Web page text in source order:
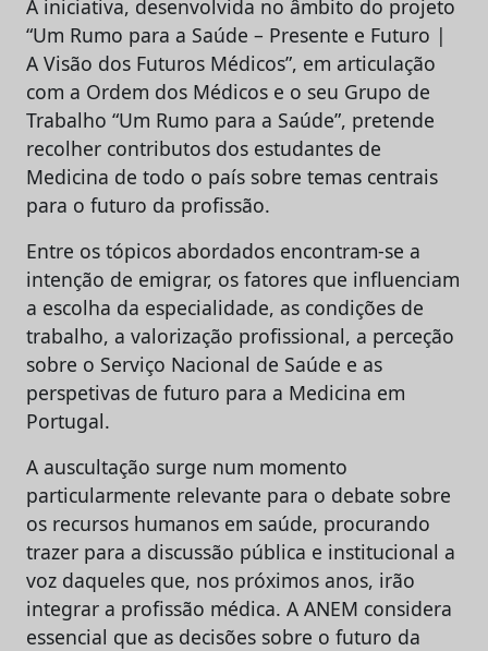
A iniciativa, desenvolvida no âmbito do projeto
“Um Rumo para a Saúde – Presente e Futuro |
A Visão dos Futuros Médicos”, em articulação
com a Ordem dos Médicos e o seu Grupo de
Trabalho “Um Rumo para a Saúde”, pretende
recolher contributos dos estudantes de
Medicina de todo o país sobre temas centrais
para o futuro da profissão.
Entre os tópicos abordados encontram-se a
intenção de emigrar, os fatores que influenciam
a escolha da especialidade, as condições de
trabalho, a valorização profissional, a perceção
sobre o Serviço Nacional de Saúde e as
perspetivas de futuro para a Medicina em
Portugal.
A auscultação surge num momento
particularmente relevante para o debate sobre
os recursos humanos em saúde, procurando
trazer para a discussão pública e institucional a
voz daqueles que, nos próximos anos, irão
integrar a profissão médica. A ANEM considera
essencial que as decisões sobre o futuro da